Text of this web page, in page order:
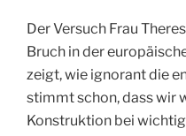
Der Versuch Frau
Bruch in der
zeigt, wie ignorant die
stimmt schon, dass wir
Konstruktion bei